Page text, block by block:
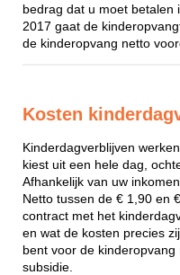
bedrag dat u moet betalen
2017 gaat de
de kinderopvang netto
Kosten
Kinderdagverblijven
kiest uit een hele dag,
Afhankelijk van uw
Netto tussen de € 1,90 en
contract met het
en wat de kosten precies
bent voor de
subsidie.